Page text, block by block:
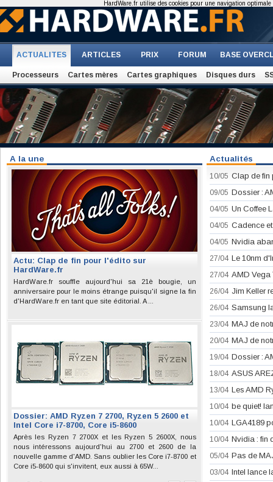
ACTUALITES ARTICLES PRIX FORUM BASE
Processeurs Cartes mères Cartes graphiques Disques durs
A la une
Actu: Clap de fin pour l'édito sur
HardWare.fr
HardWare.fr souffle aujourd'hui sa 21è bougie, un
anniversaire pour le moins étrange puisqu'il signe la fin
d'HardWare.fr en tant que site éditorial. A ...
Dossier: AMD Ryzen 7 2700, Ryzen 5 2600 et
Intel Core i7-8700, Core i5-8600
Après les Ryzen 7 2700X et les Ryzen 5 2600X, nous
nous intéressons aujourd'hui au 2700 et 2600 de la
nouvelle gamme d'AMD. Sans oublier les Core i7-8700 et
Core i5-8600 qui s'invitent, eux aussi à 65W...
Actualités
10/05 Clap de fin
09/05 Dossier :
04/05 Un Coffee
04/05 Cadence
04/05 Nvidia
27/04 Le 10nm
27/04 AMD Vega
26/04 Jim Keller
26/04 Samsung
23/04 MAJ de
20/04 MAJ de
19/04 Dossier :
18/04 ASUS
13/04 Les AMD
10/04 be quiet!
10/04 LGA4189
10/04 Nvidia : fin
05/04 Pas de
03/04 Intel lance
HardWare.fr utilise des cookies pour une navigation